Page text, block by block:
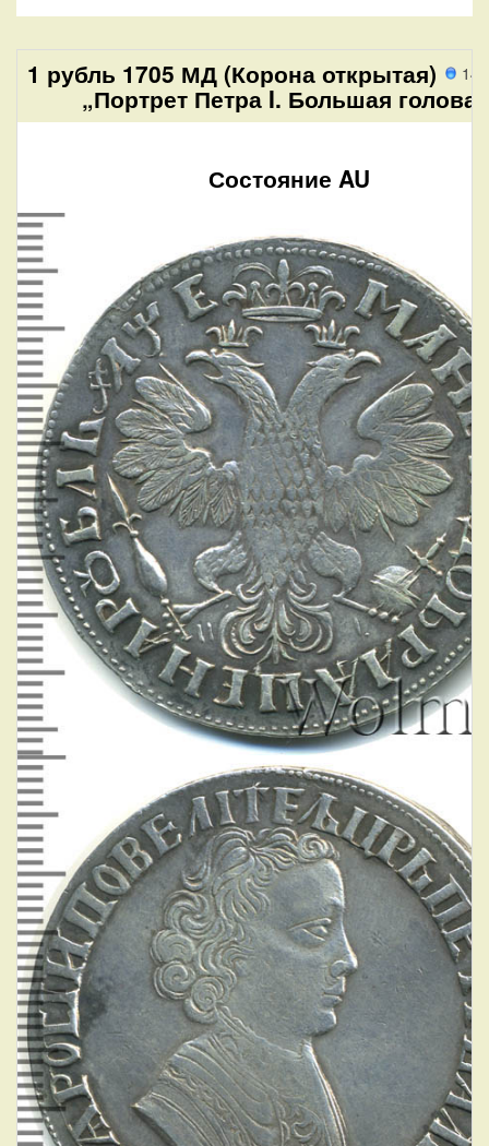
1 рубль 1705 МД (Корона открытая)
„Портрет Петра I. Большая
Состояние AU